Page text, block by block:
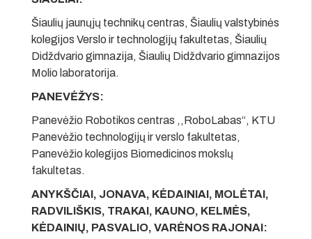
Šiaulių jaunųjų technikų centras, Šiaulių valstybinės
kolegijos Verslo ir technologijų fakultetas, Šiaulių
Didždvario gimnazija, Šiaulių Didždvario gimnazijos
Molio laboratorija.
PANEVĖŽYS:
Panevėžio Robotikos centras ,,RoboLabas“, KTU
Panevėžio technologijų ir verslo fakultetas,
Panevėžio kolegijos Biomedicinos mokslų
fakultetas.
ANYKŠČIAI, JONAVA, KĖDAINIAI, MOLĖTAI,
RADVILIŠKIS, TRAKAI, KAUNO, KELMĖS,
KĖDAINIŲ, PASVALIO, VARĖNOS RAJONAI: